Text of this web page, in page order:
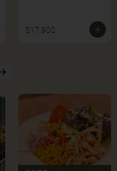
$17.900